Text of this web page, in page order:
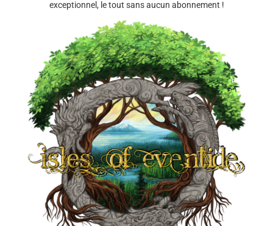
exceptionnel, le tout sans aucun abonnement !